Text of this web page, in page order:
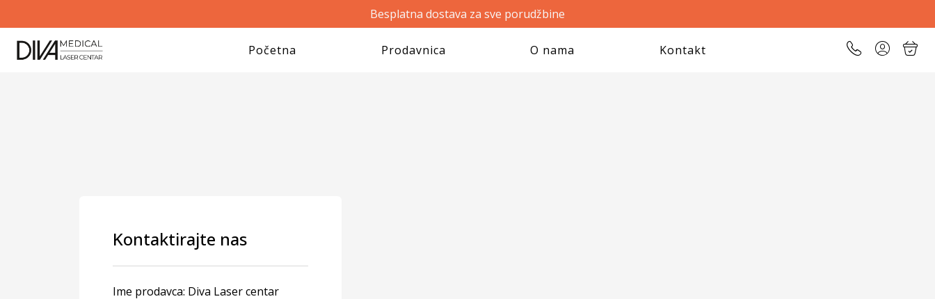
Besplatna dostava za sve porudžbine
Početna Prodavnica O nama Kontakt
Kontaktirajte nas
Ime prodavca: Diva Laser centar